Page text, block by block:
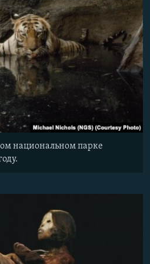
национальном парке